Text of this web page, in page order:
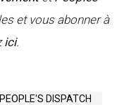
et vous abonner à
ici.
PEOPLE'S DISPATCH